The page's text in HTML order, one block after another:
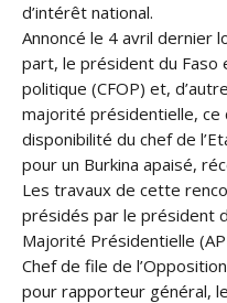
d’intérêt national.
Annoncé le 4 avril dernier
part, le président du Faso
politique (CFOP) et,
majorité présidentielle, ce
disponibilité du chef de
pour un Burkina apaisé,
Les travaux de cette
présidés par le président
Majorité Présidentielle
Chef de file de
pour rapporteur général,